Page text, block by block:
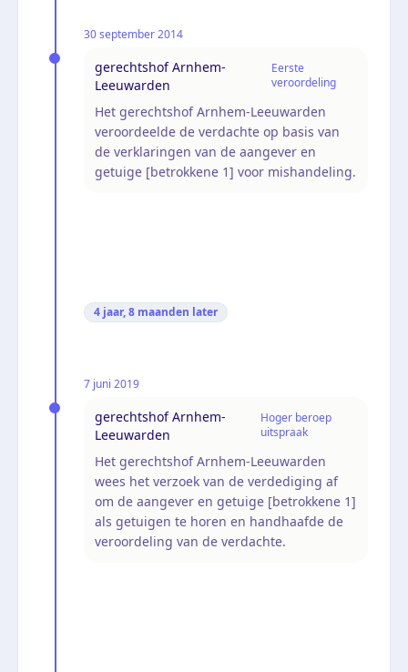
30 september 2014
gerechtshof Arnhem-
Leeuwarden
Eerste
veroordeling
Het gerechtshof Arnhem-Leeuwarden
veroordeelde de verdachte op basis van
de verklaringen van de aangever en
getuige [betrokkene 1] voor mishandeling.
4 jaar, 8 maanden later
7 juni 2019
gerechtshof Arnhem-
Leeuwarden
Hoger beroep
uitspraak
Het gerechtshof Arnhem-Leeuwarden
wees het verzoek van de verdediging af
om de aangever en getuige [betrokkene 1]
als getuigen te horen en handhaafde de
veroordeling van de verdachte.